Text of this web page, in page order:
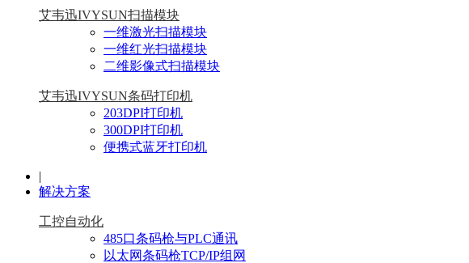
艾韦迅IVYSUN扫描模块
一维激光扫描模块
一维红光扫描模块
二维影像式扫描模块
艾韦迅IVYSUN条码打印机
203DPI打印机
300DPI打印机
便携式蓝牙打印机
|
解决方案
工控自动化
485口条码枪与PLC通讯
以太网条码枪TCP/IP组网